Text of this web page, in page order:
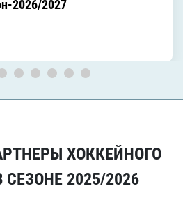
2026/2027
ХОККЕЙНОГО
2025/2026